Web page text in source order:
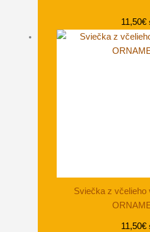
11,50€
Sviečka z včelieho
11,50€